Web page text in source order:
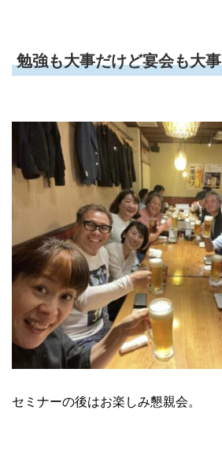
勉強も大事だけど宴会も大事
セミナーの後はお楽しみ懇親会。